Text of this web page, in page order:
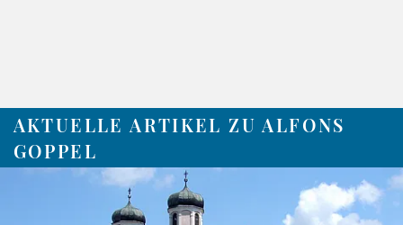
AKTUELLE ARTIKEL ZU ALFONS
GOPPEL